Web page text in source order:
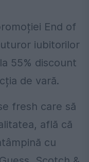
End of
iubitorilor
55% discount
de vară.
fresh care să
află că
cu